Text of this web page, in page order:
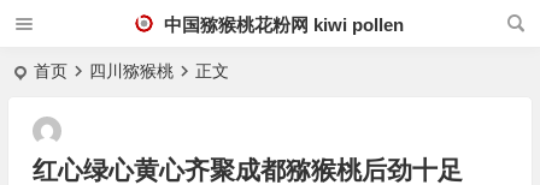
中国猕猴桃花粉网 kiwi pollen
首页 四川猕猴桃 正文
红心绿心黄心齐聚成都猕猴桃后劲十足